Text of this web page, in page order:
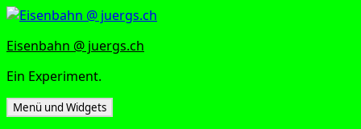
Zum
springen
Eisenbahn @ juergs.ch
Ein Experiment.
Menü und Widgets